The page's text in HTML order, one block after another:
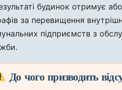
будинок отримує
за перевищення
підприємств з
До чого призводить